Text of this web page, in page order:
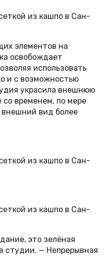
элементов на
освобождает
использовать
и с возможностью
украсила внешнюю
со временем, по мере
вид более
это зелёная
студии. — Непрерывная